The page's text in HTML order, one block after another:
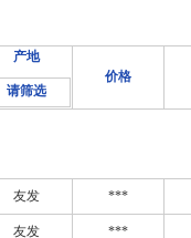
产地
请筛选
价格
友发 ***
友发 ***